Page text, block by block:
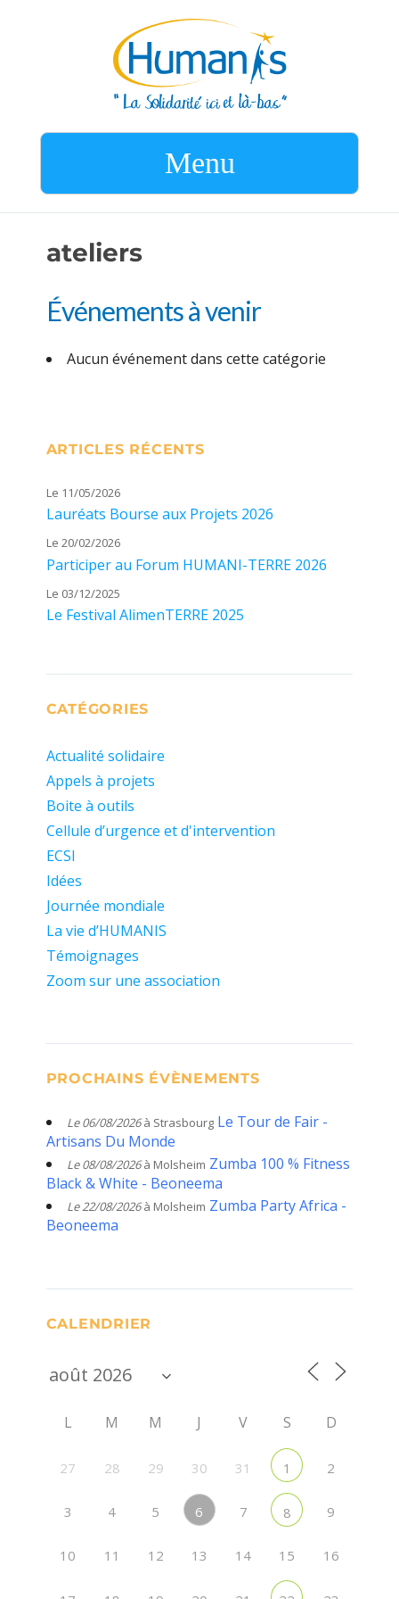
Menu
ateliers
Événements à venir
Aucun événement dans cette catégorie
ARTICLES RÉCENTS
Le 11/05/2026
Lauréats Bourse aux Projets 2026
Le 20/02/2026
Participer au Forum HUMANI-TERRE 2026
Le 03/12/2025
Le Festival AlimenTERRE 2025
CATÉGORIES
Actualité solidaire
Appels à projets
Boite à outils
Cellule d’urgence et d'intervention
ECSI
Idées
Journée mondiale
La vie d’HUMANIS
Témoignages
Zoom sur une association
PROCHAINS ÉVÈNEMENTS
Le 06/08/2026à Strasbourg Le Tour de Fair -
Artisans Du Monde
Le 08/08/2026à Molsheim Zumba 100 % Fitness
Black & White - Beoneema
Le 22/08/2026à Molsheim Zumba Party Africa -
Beoneema
CALENDRIER
L M M J V S D
27 28 29 30 31 1 2
3 4 5 6 7 8 9
10 11 12 13 14 15 16